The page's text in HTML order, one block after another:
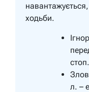
ходьби.
стоп.
л. –